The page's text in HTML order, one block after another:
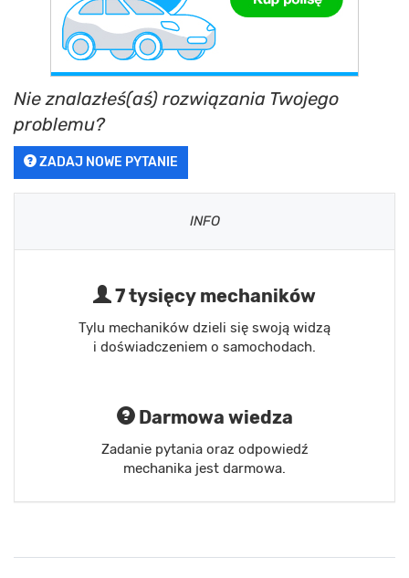
Nie znalazłeś(aś) rozwiązania Twojego
problemu?
ZADAJ NOWE PYTANIE
INFO
7 tysięcy mechaników
Tylu mechaników dzieli się swoją widzą
i doświadczeniem o samochodach.
Darmowa wiedza
Zadanie pytania oraz odpowiedź
mechanika jest darmowa.